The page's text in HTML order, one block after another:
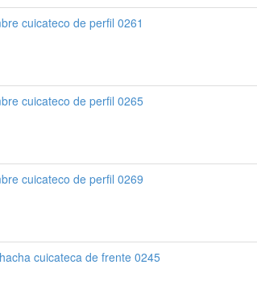
cuicateco de perfil 0261
cuicateco de perfil 0265
cuicateco de perfil 0269
cuicateca de frente 0245